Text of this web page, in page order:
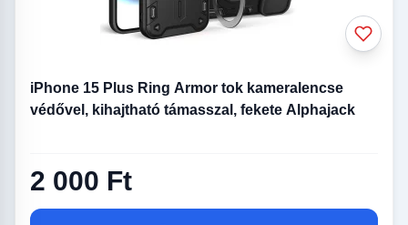
iPhone 15 Plus Ring Armor tok kameralencse
védővel, kihajtható támasszal, fekete Alphajack
2 000 Ft